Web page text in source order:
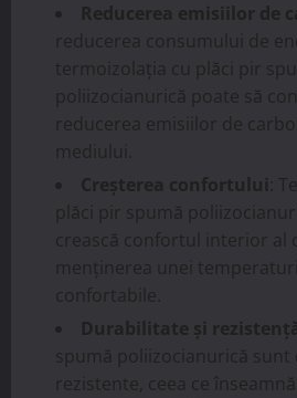
Reducerea emisiilor de
reducerea consumului de
termoizolația cu plăci pir
poliizocianurică poate să
reducerea emisiilor de
mediului.
Creșterea confortului :
plăci pir spumă
crească confortul interior al
menținerea unei
confortabile.
Durabilitate și
spumă poliizocianurică sunt
rezistente, ceea ce